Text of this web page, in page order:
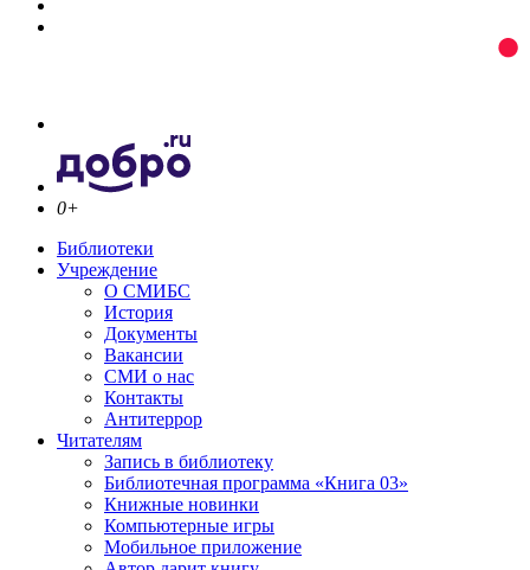
0+
Библиотеки
Учреждение
О СМИБС
История
Документы
Вакансии
СМИ о нас
Контакты
Антитеррор
Читателям
Запись в библиотеку
Библиотечная программа «Книга 03»
Книжные новинки
Компьютерные игры
Мобильное приложение